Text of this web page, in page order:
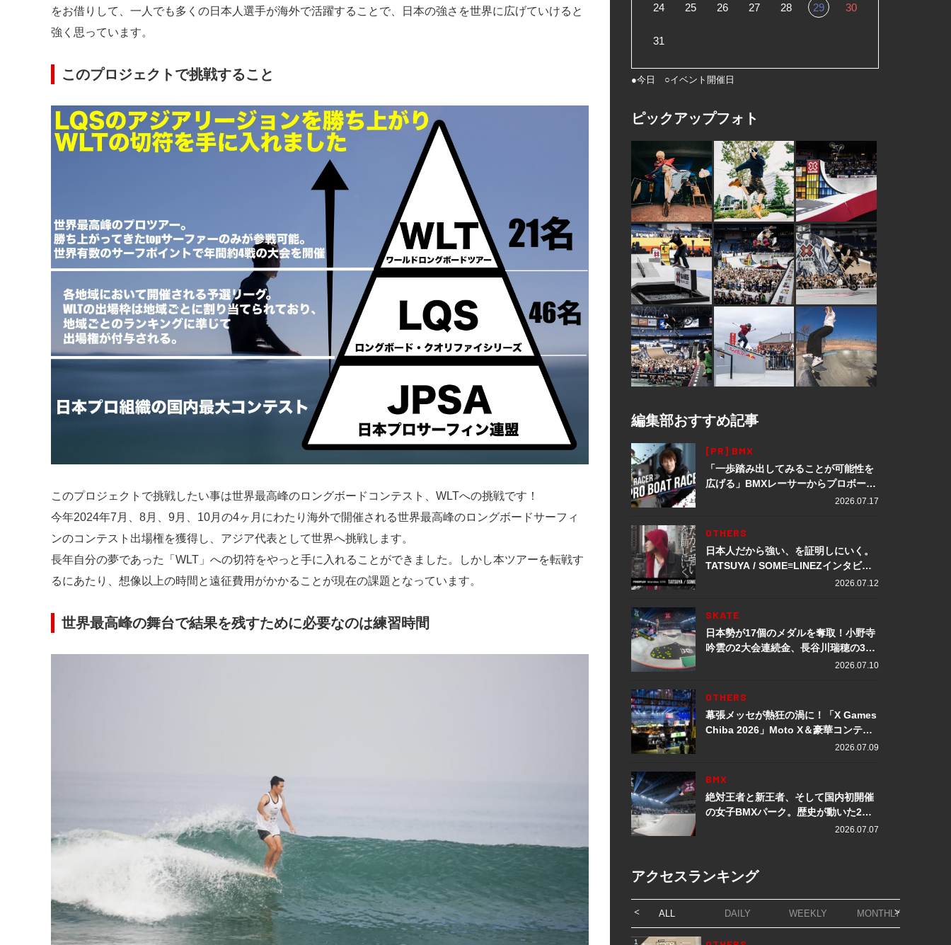
をお借りして、一人でも多くの日本人選手が海外で活躍することで、日本の強さを世界に広げていけると
強く思っています。
このプロジェクトで挑戦すること
このプロジェクトで挑戦したい事は世界最高峰のロングボードコンテスト、WLTへの挑戦です！
今年2024年7月、8月、9月、10月の4ヶ月にわたり海外で開催される世界最高峰のロングボードサーフィ
ンのコンテスト出場権を獲得し、アジア代表として世界へ挑戦します。
長年自分の夢であった「WLT」への切符をやっと手に入れることができました。しかし本ツアーを転戦す
るにあたり、想像以上の時間と遠征費用がかかることが現在の課題となっています。
世界最高峰の舞台で結果を残すために必要なのは練習時間
24 25 26 27 28 29 30
31
●今日 ○イベント開催日
ピックアップフォト
編集部おすすめ記事
[PR] BMX
「一歩踏み出してみることが可能性を
広げる」BMXレーサーからプロボート
レーサーへ転身。上田龍星が体現する
2026.07.17
OTHERS
日本人だから強い、を証明しにいく。
TATSUYA / SOME≡LINEZインタビュ
2026.07.12
SKATE
日本勢が17個のメダルを奪取！小野寺
吟雲の2大会連続金、長谷川瑞穂の3メ
ダル獲得など数々の快挙をプレイバッ
2026.07.10
OTHERS
幕張メッセが熱狂の渦に！「X Games
Chiba 2026」Moto X＆豪華コンテン
2026.07.09
BMX
絶対王者と新王者、そして国内初開催
の女子BMXパーク。歴史が動いた2日
2026.07.07
アクセスランキング
ALL DAILY WEEKLY MONTHLY
1